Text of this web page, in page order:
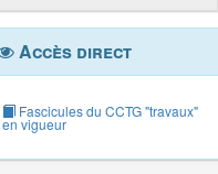
Accès direct
Fascicules du CCTG "travaux"
en vigueur